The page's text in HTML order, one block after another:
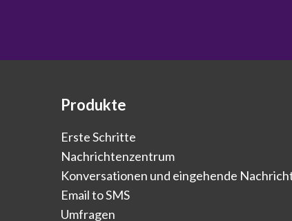
Produkte
Erste Schritte
Nachrichtenzentrum
Konversationen und eingehende
Email to SMS
Umfragen